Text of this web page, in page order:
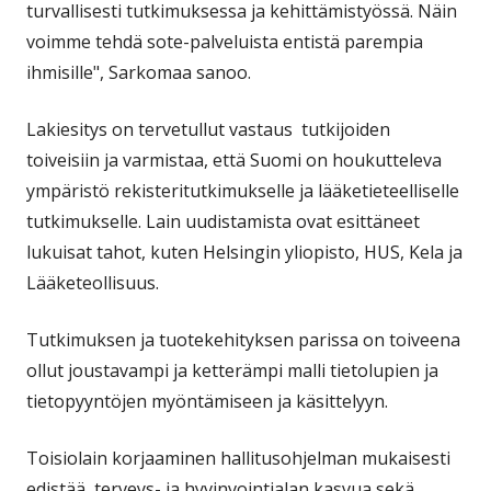
turvallisesti tutkimuksessa ja kehittämistyössä. Näin
voimme tehdä sote-palveluista entistä parempia
ihmisille", Sarkomaa sanoo.
Lakiesitys on tervetullut vastaus tutkijoiden
toiveisiin ja varmistaa, että Suomi on houkutteleva
ympäristö rekisteritutkimukselle ja lääketieteelliselle
tutkimukselle. Lain uudistamista ovat esittäneet
lukuisat tahot, kuten Helsingin yliopisto, HUS, Kela ja
Lääketeollisuus.
Tutkimuksen ja tuotekehityksen parissa on toiveena
ollut joustavampi ja ketterämpi malli tietolupien ja
tietopyyntöjen myöntämiseen ja käsittelyyn.
Toisiolain korjaaminen hallitusohjelman mukaisesti